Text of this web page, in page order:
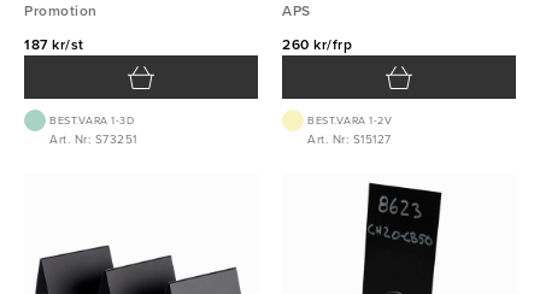
Promotion
187 kr/st
BEST.VARA 1-3D
Art. Nr: S73251
APS
260 kr/frp
BEST.VARA 1-2V
Art. Nr: S15127